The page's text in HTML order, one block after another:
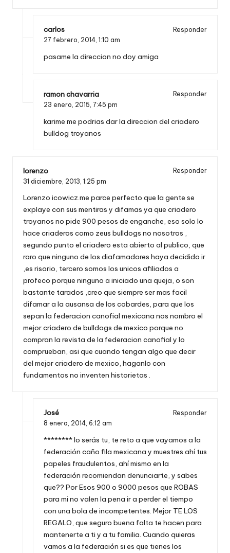
carlos
Responder
27 febrero, 2014, 1:10 am
pasame la direccion no doy amiga
ramon chavarria
Responder
23 enero, 2015, 7:45 pm
karime me podrias dar la direccion del criadero
bulldog troyanos
lorenzo
Responder
31 diciembre, 2013, 1:25 pm
Lorenzo icowicz.me parce perfecto que la gente se
explaye con sus mentiras y difamas ya que criadero
troyanos no pide 900 pesos de enganche, eso solo lo
hace criaderos como zeus bulldogs no nosotros ,
segundo punto el criadero esta abierto al publico, que
raro que ninguno de los diafamadores haya decidido ir
,es risorio, tercero somos los unicos afiliados a
profeco porque ninguno a iniciado una queja, o son
bastante tarados ,creo que siempre ser mas facil
difamar a la ausansa de los cobardes, para que los
sepan la federacion canofial mexicana nos nombro el
mejor criadero de bulldogs de mexico porque no
compran la revista de la federacion canofial y lo
comprueban, asi que cuando tengan algo que decir
del mejor criadero de mexico, haganlo con
fundamentos no inventen historietas .
José
Responder
8 enero, 2014, 6:12 am
******** lo serás tu, te reto a que vayamos a la
federación caño fila mexicana y muestres ahí tus
papeles fraudulentos, ahí mismo en la
federación recomiendan denunciarte, y sabes
que?? Por Esos 900 o 9000 pesos que ROBAS
para mi no valen la pena ir a perder el tiempo
con una bola de incompetentes. Mejor TE LOS
REGALO, que seguro buena falta te hacen para
mantenerte a ti y a tu familia. Cuando quieras
vamos a la federación si es que tienes los